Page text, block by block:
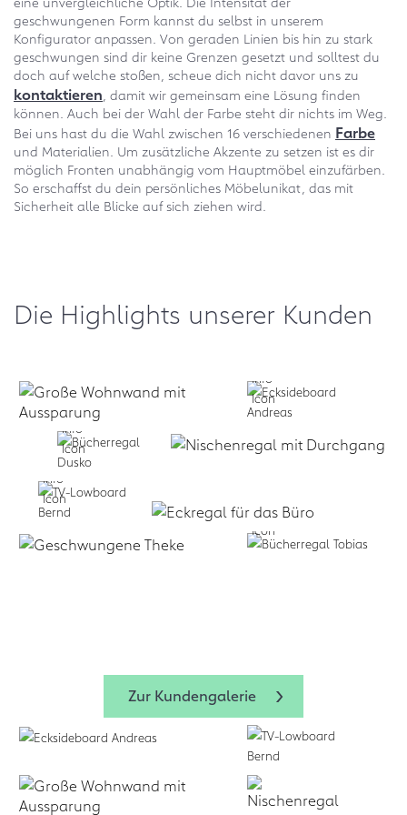
geschwungenen Form kannst du selbst in unserem
Konfigurator anpassen. Von geraden Linien bis hin zu stark
geschwungen sind dir keine Grenzen gesetzt und solltest du
doch auf welche stoßen, scheue dich nicht davor uns zu
kontaktieren , damit wir gemeinsam eine Lösung finden
können. Auch bei der Wahl der Farbe steht dir nichts im Weg.
Bei uns hast du die Wahl zwischen 16 verschiedenen Farbe
und Materialien. Um zusätzliche Akzente zu setzen ist es dir
möglich Fronten unabhängig vom Hauptmöbel einzufärben.
So erschaffst du dein persönliches Möbelunikat, das mit
Sicherheit alle Blicke auf sich ziehen wird.
Die Highlights unserer Kunden
Selbst formen:
f+ Service
Business:
Zur Kundengalerie